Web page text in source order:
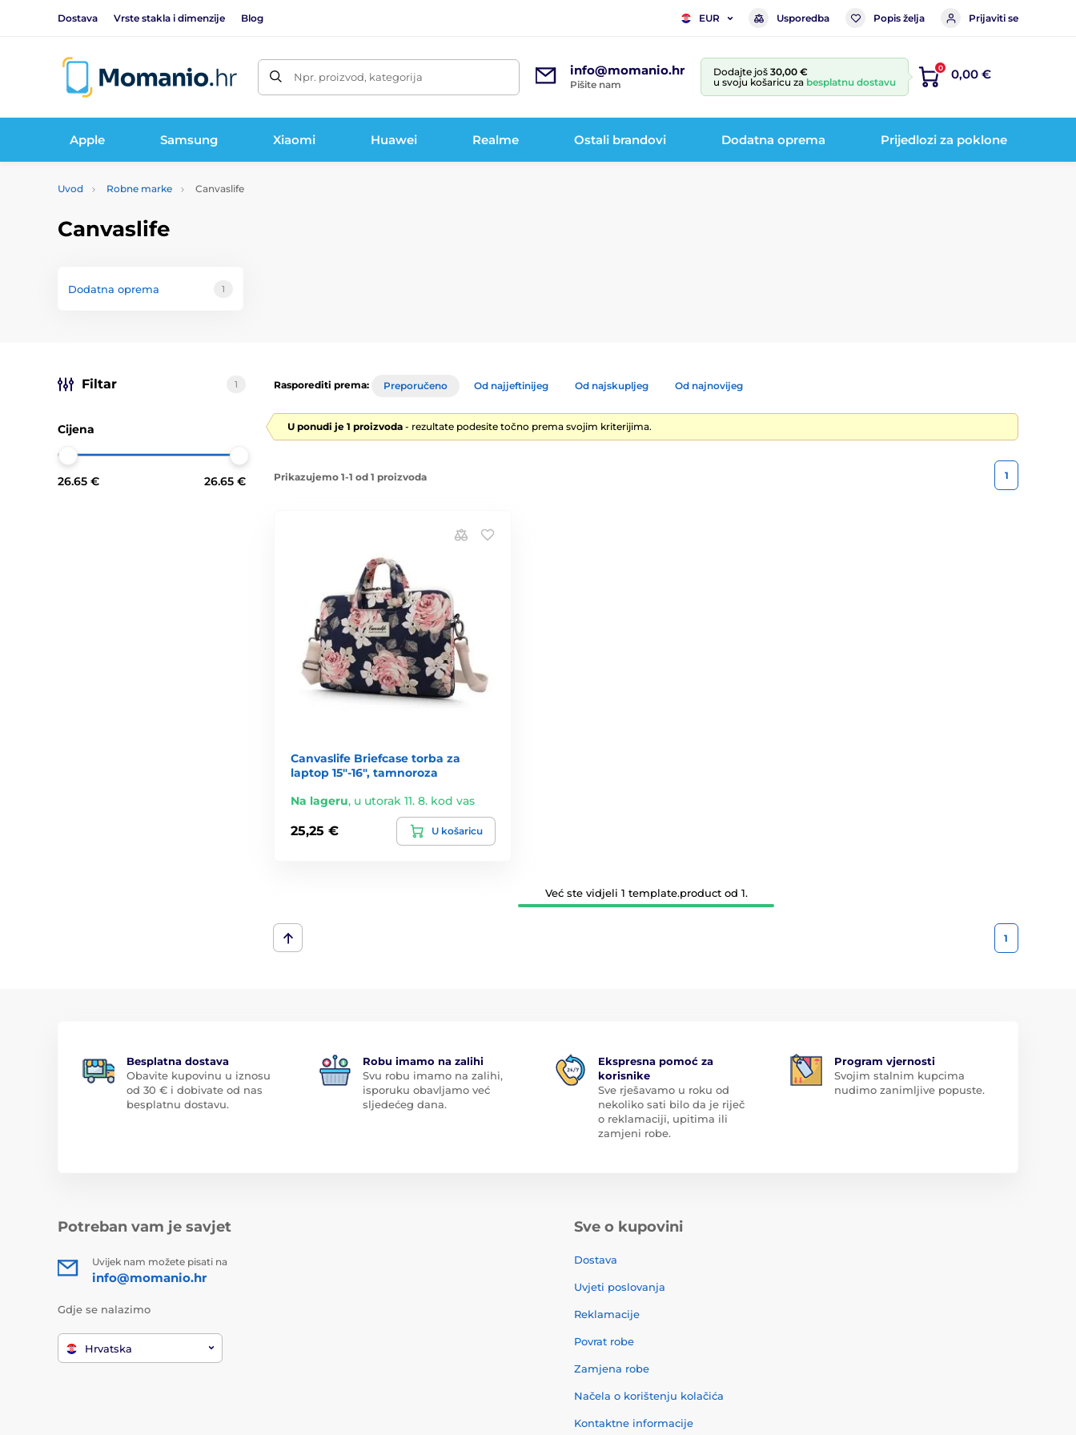
Dostava Vrste stakla i dimenzije Blog EUR Usporedba Popis želja Prijaviti se
Npr. proizvod, kategorija info@momanio.hr
Pišite nam
Dodajte još 30,00 €
u svoju košaricu za besplatnu dostavu
0 0,00 €
Apple Samsung Xiaomi Huawei Realme Ostali brandovi Dodatna oprema Prijedlozi za poklone
Uvod Robne marke Canvaslife
Canvaslife
Dodatna oprema 1
Filtar 1
Cijena
26.65 € 26.65 €
Rasporediti prema: Preporučeno Od najjeftinijeg Od najskupljeg Od najnovijeg
U ponudi je 1 proizvoda - rezultate podesite točno prema svojim kriterijima.
Prikazujemo 1-1 od 1 proizvoda 1
Canvaslife Briefcase torba za
laptop 15"-16", tamnoroza
Na lageru, u utorak 11. 8. kod vas
25,25 € U košaricu
Već ste vidjeli 1 template.product od 1.
1
Besplatna dostava
Obavite kupovinu u iznosu
od 30 € i dobivate od nas
besplatnu dostavu.
Robu imamo na zalihi
Svu robu imamo na zalihi,
isporuku obavljamo već
sljedećeg dana.
Ekspresna pomoć za
korisnike
Sve rješavamo u roku od
nekoliko sati bilo da je riječ
o reklamaciji, upitima ili
zamjeni robe.
Program vjernosti
Svojim stalnim kupcima
nudimo zanimljive popuste.
Potreban vam je savjet
Uvijek nam možete pisati na
info@momanio.hr
Gdje se nalazimo
Hrvatska
Sve o kupovini
Dostava
Uvjeti poslovanja
Reklamacije
Povrat robe
Zamjena robe
Načela o korištenju kolačića
Kontaktne informacije